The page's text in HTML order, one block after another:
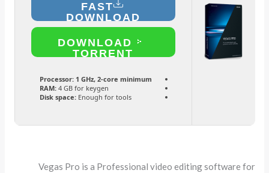
FAST
DOWNLOAD
DOWNLOAD
TORRENT
Processor:1 GHz, 2-core minimum
RAM:4 GB for keygen
Disk space:Enough for tools
Vegas Pro is a Professional video editing software for